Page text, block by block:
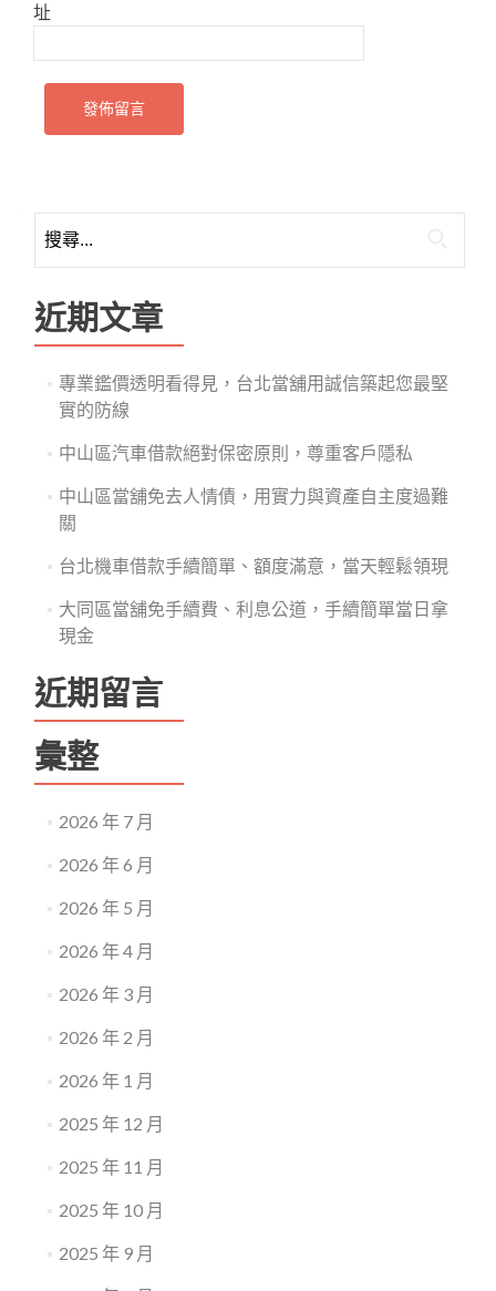
址
尋
鍵
字:
近期文章
專業鑑價透明看得見，台北當舖用誠信築起您最堅
實的防線
中山區汽車借款絕對保密原則，尊重客戶隱私
中山區當舖免去人情債，用實力與資產自主度過難
關
台北機車借款手續簡單、額度滿意，當天輕鬆領現
大同區當舖免手續費、利息公道，手續簡單當日拿
現金
近期留言
彙整
2026 年 7 月
2026 年 6 月
2026 年 5 月
2026 年 4 月
2026 年 3 月
2026 年 2 月
2026 年 1 月
2025 年 12 月
2025 年 11 月
2025 年 10 月
2025 年 9 月